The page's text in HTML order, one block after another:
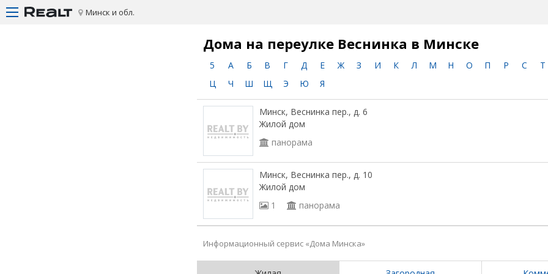
Минск и обл.
Дома на переулке Веснинка в Минске
5 А Б В Г Д Е Ж З И К Л М Н О П Р С Т
Ц
Ч Ш Щ Э Ю Я
Минск, Веснинка пер., д. 6
Жилой дом
панорама
Минск, Веснинка пер., д. 10
Жилой дом
1
панорама
Информационный сервис «Дома Минска»